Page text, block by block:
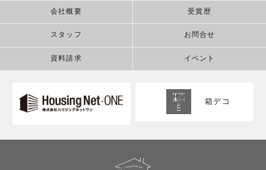
会社概要 受賞歴
スタッフ お問合せ
資料請求 イベント
箱デコ